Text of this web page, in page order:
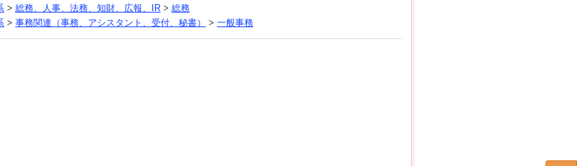
> 総務、人事、法務、知財、広報、IR > 総務
> 事務関連（事務、アシスタント、受付、秘書） > 一般事務